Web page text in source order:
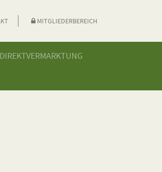
MITGLIEDERBEREICH
DIREKTVERMARKTUNG